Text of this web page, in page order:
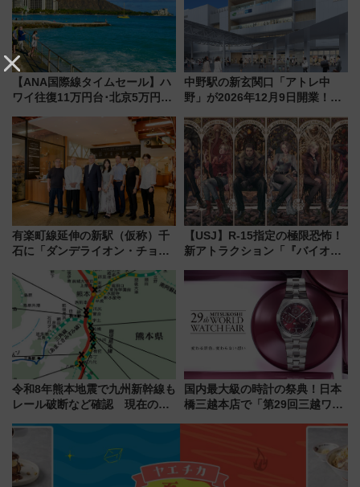
【ANA国際線タイムセール】ハ
ワイ往復11万円台･北京5万円台
来春のGW旅行まで狙える激ア
ツ路線まとめ（8/10まで）
中野駅の新玄関口「アトレ中
野」が2026年12月9日開業！新
注目スポット
有楽町線延伸の新駅（仮称）千
石に「ダンデライオン・チョコ
1億円出資で挑む新時代のまちづ
くりとは？
【USJ】R-15指定の極限恐怖！
新アトラクション「『バイオハ
ブ」今秋登場 ―予測不能の恐
怖に泣き叫べ―
令和8年熊本地震で九州新幹線も
レール破断など確認 現在の運
響
国内最大級の時計の祭典！日本
橋三越本店で「第29回三越ワー